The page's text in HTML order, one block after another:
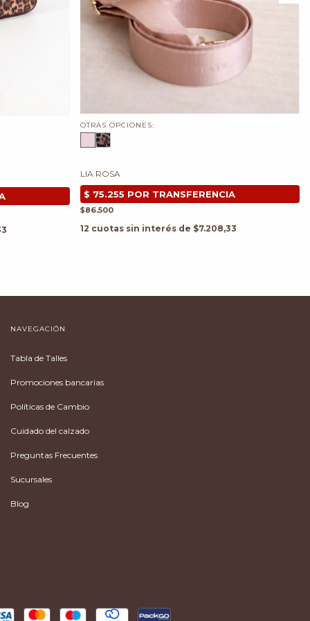
OTRAS OPCIONES:
LIA ROSA
$86.500
12 cuotas sin interés de $7.208,33
NAVEGACIÓN
Tabla de Talles
Promociones bancarias
Políticas de Cambio
Cuidado del calzado
Preguntas Frecuentes
Sucursales
Blog